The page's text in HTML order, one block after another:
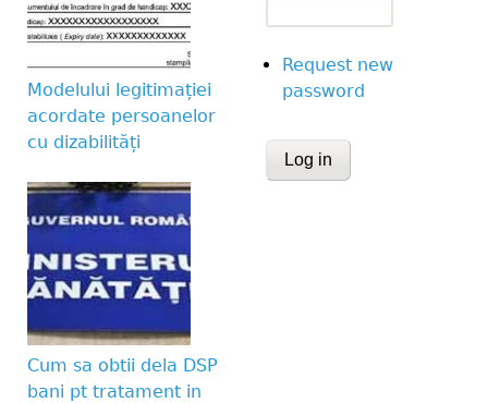
Modelului legitimației
acordate persoanelor
cu dizabilități
Cum sa obtii dela DSP
bani pt tratament in
Request new
password
CAPTCHA